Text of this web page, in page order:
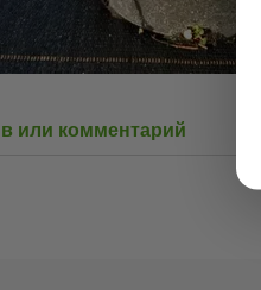
или комментарий